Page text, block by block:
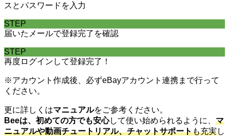
スとパスワードを入力
STEP
届いたメールで登録完了を確認
STEP
再度ログインして登録完了！
※アカウント作成後、必ずeBayアカウント連携まで行って
ください。
更に詳しくはマニュアルをご参考ください。
Beeは、初めての方でも安心して使い始められるように、 マ
ニュアルや動画チュートリアル、チャットサポートも充実し